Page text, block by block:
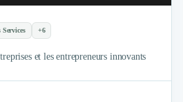
+6
et les entrepreneurs innovants